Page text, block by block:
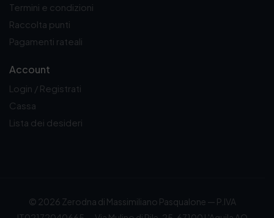
Termini e condizioni
Raccolta punti
Pagamenti rateali
Account
Login / Registrati
Cassa
Lista dei desideri
© 2026 Zerodna di Massimiliano Pasqualone — P.IVA